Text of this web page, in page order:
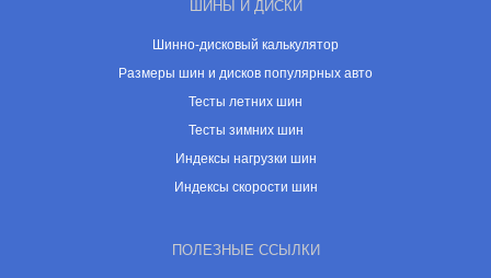
ШИНЫ И ДИСКИ
Шинно-дисковый калькулятор
Размеры шин и дисков популярных авто
Тесты летних шин
Тесты зимних шин
Индексы нагрузки шин
Индексы скорости шин
ПОЛЕЗНЫЕ ССЫЛКИ